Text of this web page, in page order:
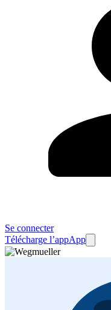
Se connecter
Télécharge l’appApp